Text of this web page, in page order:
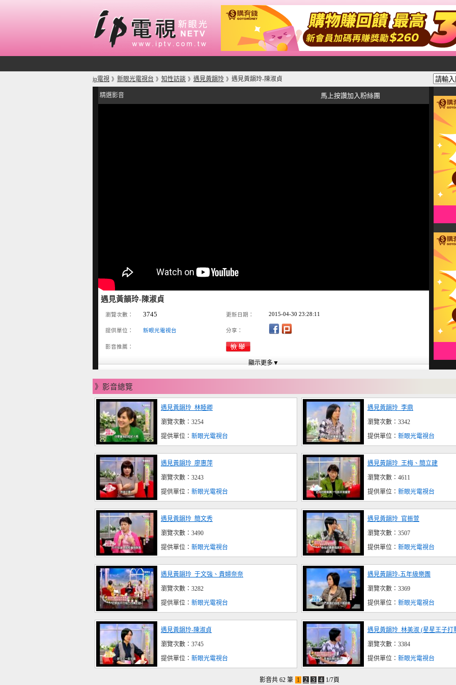
ip電視 》 新眼光電視台 》 知性訪談 》 遇見黃韻玲 》 遇見黃韻玲-陳淑貞
精選影音 馬上按讚加入粉絲團
遇見黃韻玲-陳淑貞
瀏覽次數： 3745 更新日期： 2015-04-30 23:28:11
提供單位： 新眼光電視台 分享：
影音推薦：
》影音總覽
遇見黃韻玲_林睦卿
瀏覽次數：3254
提供單位： 新眼光電視台
遇見黃韻玲_李鼎
瀏覽次數：3342
提供單位： 新眼光電視台
遇見黃韻玲_廖惠萍
瀏覽次數：3243
提供單位： 新眼光電視台
遇見黃韻玲_王梅、簡立建
瀏覽次數：4611
提供單位： 新眼光電視台
遇見黃韻玲_簡文秀
瀏覽次數：3490
提供單位： 新眼光電視台
遇見黃韻玲_官振萱
瀏覽次數：3507
提供單位： 新眼光電視台
遇見黃韻玲_于文強、貴婦奈奈
瀏覽次數：3282
提供單位： 新眼光電視台
遇見黃韻玲-五年級樂團
瀏覽次數：3369
提供單位： 新眼光電視台
遇見黃韻玲-陳淑貞
瀏覽次數：3745
提供單位： 新眼光電視台
遇見黃韻玲_林美淑 (星星王子打
瀏覽次數：3384
提供單位： 新眼光電視台
影音共 62 筆 1 2 3 4 1/7頁